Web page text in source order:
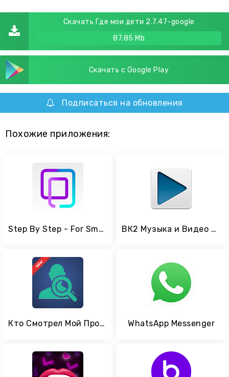
Скачать Где мои дети 2.7.47-google
87.85 Mb
Скачать с Google Play
Подписаться на обновления
Похожие приложения:
Step By Step - For Smart Baby Watch 0+ ВК2 Музыка и Видео из ВК
Кто Смотрел Мой Профиль - Социальный Анализатор WhatsApp Messenger